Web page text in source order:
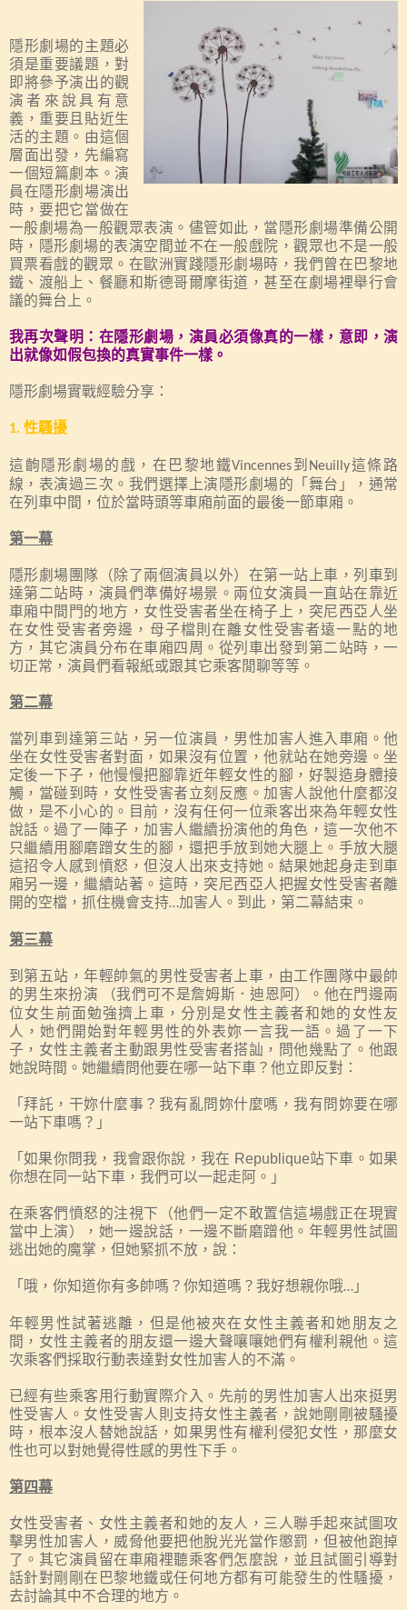
隱形劇場的主題必
須是重要議題，對
即將參予演出的觀
演者來說具有意
義，重要且貼近生
活的主題。由這個
層面出發，先編寫
一個短篇劇本。演
員在隱形劇場演出
時，要把它當做在
一般劇場為一般觀眾表演。儘管如此，當隱形劇場準備公開
時，隱形劇場的表演空間並不在一般戲院，觀眾也不是一般
買票看戲的觀眾。在歐洲實踐隱形劇場時，我們曾在巴黎地
鐵、渡船上、餐廳和斯德哥爾摩街道，甚至在劇場裡舉行會
議的舞台上。
我再次聲明：在隱形劇場，演員必須像真的一樣，意即，演
出就像如假包換的真實事件一樣。
隱形劇場實戰經驗分享：
1. 性騷擾
這齣隱形劇場的戲，在巴黎地鐵Vincennes到 Neuilly這條路
線，表演過三次。我們選擇上演隱形劇場的「舞台」，通常
在列車中間，位於當時頭等車廂前面的最後一節車廂。
第一幕
隱形劇場團隊（除了兩個演員以外）在第一站上車，列車到
達第二站時，演員們準備好場景。兩位女演員一直站在靠近
車廂中間門的地方，女性受害者坐在椅子上，突尼西亞人坐
在女性受害者旁邊，母子檔則在離女性受害者遠一點的地
方，其它演員分布在車廂四周。從列車出發到第二站時，一
切正常，演員們看報紙或跟其它乘客閒聊等等。
第二幕
當列車到達第三站，另一位演員，男性加害人進入車廂。他
坐在女性受害者對面，如果沒有位置，他就站在她旁邊。坐
定後一下子，他慢慢把腳靠近年輕女性的腳，好製造身體接
觸，當碰到時，女性受害者立刻反應。加害人說他什麼都沒
做，是不小心的。目前，沒有任何一位乘客出來為年輕女性
說話。過了一陣子，加害人繼續扮演他的角色，這一次他不
只繼續用腳磨蹭女生的腳，還把手放到她大腿上。手放大腿
這招令人感到憤怒，但沒人出來支持她。結果她起身走到車
廂另一邊，繼續站著。這時，突尼西亞人把握女性受害者離
開的空檔，抓住機會支持…加害人。到此，第二幕結束。
第三幕
到第五站，年輕帥氣的男性受害者上車，由工作團隊中最帥
的男生來扮演
（我們可不是詹姆斯．迪恩阿）。他在門邊兩
位女生前面勉強擠上車，分別是女性主義者和她的女性友
人，她們開始對年輕男性的外表妳一言我一語。過了一下
子，女性主義者主動跟男性受害者搭訕，問他幾點了。他跟
她說時間。她繼續問他要在哪一站下車？他立即反對：
「拜託，干妳什麼事？我有亂問妳什麼嗎，我有問妳要在哪
一站下車嗎？」
「如果你問我，我會跟你說，我在 Republique站下車。如果
你想在同一站下車，我們可以一起走阿。」
在乘客們憤怒的注視下（他們一定不敢置信這場戲正在現實
當中上演），她一邊說話，一邊不斷磨蹭他。年輕男性試圖
逃出她的魔掌，但她緊抓不放，說：
「哦， 你知道你有多帥嗎？ 你知道嗎？我好想親你哦… 」
年輕男性試著逃離，但是他被夾在女性主義者和她朋友之
間，女性主義者的朋友還一邊大聲嚷嚷她們有權利親他。這
次乘客們採取行動表達對女性加害人的不滿。
已經有些乘客用行動實際介入。先前的男性加害人出來挺男
性受害人。女性受害人則支持女性主義者，說她剛剛被騷擾
時，根本沒人替她說話，如果男性有權利侵犯女性，那麼女
性也可以對她覺得性感的男性下手。
第四幕
女性受害者、女性主義者和她的友人，三人聯手起來試圖攻
擊男性加害人，威脅他要把他脫光光當作懲罰，但被他跑掉
了。其它演員留在車廂裡聽乘客們怎麼說，並且試圖引導對
話針對剛剛在巴黎地鐵或任何地方都有可能發生的性騷擾，
去討論其中不合理的地方。